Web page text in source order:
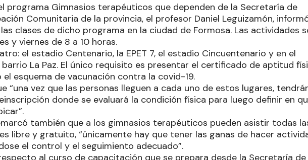
programa Gimnasios terapéuticos que dependen de la Secretaría de
Comunitaria de la provincia, el profesor Daniel Leguizamón,
clases de dicho programa en la ciudad de Formosa. Las actividades
y viernes de 8 a 10 horas.
el estadio Centenario, la EPET 7, el estadio Cincuentenario y en el
La Paz. El único requisito es presentar el certificado de aptitud
esquema de vacunación contra la covid-19.
“una vez que las personas lleguen a cada uno de estos lugares,
donde se evaluará la condición física para luego definir en
también que a los gimnasios terapéuticos pueden asistir todas
libre y gratuito, “únicamente hay que tener las ganas de hacer
el control y el seguimiento adecuado”.
al curso de capacitación que se prepara desde la Secretaría de